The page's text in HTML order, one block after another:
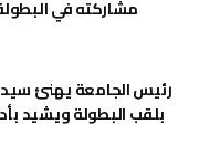
مشاركته في البطولة
رئيس الجامعة يهنئ
بلقب البطولة ويشيد